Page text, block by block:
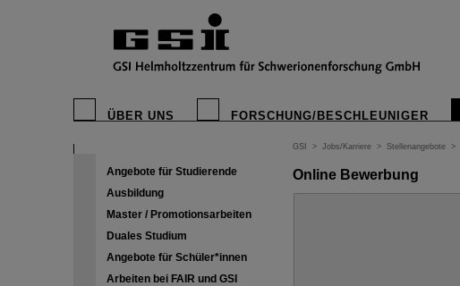
ÜBER UNS FORSCHUNG/BESCHLEUNIGER
Angebote für Studierende
Ausbildung
Master / Promotionsarbeiten
Duales Studium
Angebote für Schüler*innen
Arbeiten bei FAIR und GSI
GSI > Jobs/Karriere > Stellenangebote >
Online Bewerbung